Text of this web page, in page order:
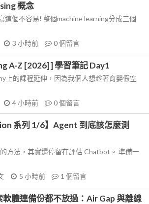
概念
這個不容易! 整個machine learning分成三個
3 小時前 0個留言
A-Z [2026] ] 學習筆記 Day1
上的課程延伸，因為我個人想趁著育嬰假空
4 小時前 0個留言
系列 1/6】Agent 到底該怎麼測
方法，其實還停留在評估 Chatbot。 準備一
5 小時前 1 個留言
體連備份都不放過：Air Gap 與離線